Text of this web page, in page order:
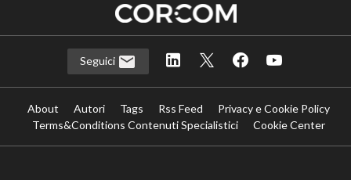
Seguici
About Autori Tags Rss Feed
Privacy e Cookie Policy
Terms&Conditions Contenuti Specialistici
Cookie Center